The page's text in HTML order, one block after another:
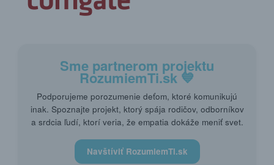
Sme partnerom projektu
RozumiemTi.sk 💙
Podporujeme porozumenie deťom, ktoré komunikujú
inak. Spoznajte projekt, ktorý spája rodičov, odborníkov
a srdcia ľudí, ktorí veria, že empatia dokáže meniť svet.
Navštíviť RozumiemTi.sk